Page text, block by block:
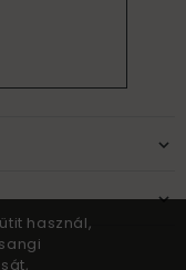
használ,